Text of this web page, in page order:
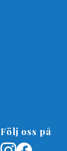
Följ oss på